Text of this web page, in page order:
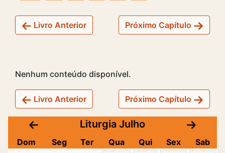
Livro Anterior Próximo Capítulo
Nenhum conteúdo disponível.
Livro Anterior Próximo Capítulo
Liturgia Julho
Dom Seg Ter Qua Qui Sex
Sab